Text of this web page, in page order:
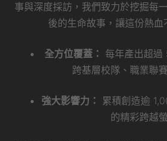
事與深度採訪，我們致力於挖掘每
後的生命故事，讓這份熱血
全方位覆蓋： 每年產出超
跨基層校隊、職業聯
強大影響力：
累積創造逾
的精彩跨越